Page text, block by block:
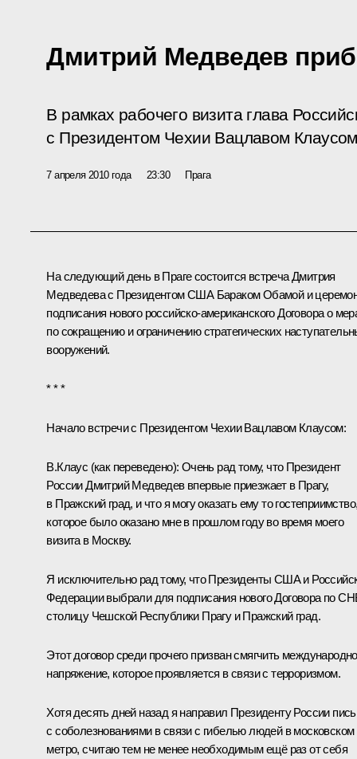
Дмитрий Медведев
В рамках рабочего визита глава
с Президентом Чехии Вацлавом
7 апреля 2010 года 23:30 Прага
На следующий день в Праге состоится встреча Дмитрия
Медведева с Президентом США БаракомОбамойи
подписания нового российско-американского Договора о
по сокращению и ограничению стратегических
вооружений.
* * *
Начало встречи с Президентом ЧехииВацлавом Клаусом:
В.Клаус (как переведено): Очень рад тому, что Президент
России Дмитрий Медведев впервые приезжает в Прагу,
в Пражский град, и что я могу оказать ему то
которое было оказано мне в прошлом году во время моего
визита в Москву.
Я исключительно рад тому, что Президенты США и
Федерации выбрали для подписания нового Договора по
столицу Чешской Республики Прагу и Пражский град.
Этот договор среди прочего призван смягчить
напряжение, которое проявляется в связи с терроризмом.
Хотя десять дней назад я направил Президенту России
с соболезнованиями в связи с гибелью людей в московском
метро, считаю тем не менее необходимым ещё раз от себя